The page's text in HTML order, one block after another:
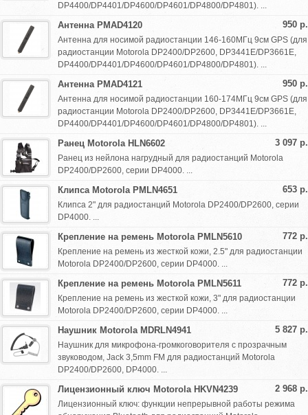
DP4400/DP4401/DP4600/DP4601/DP4800/DP4801). ...
950 р.
Антенна PMAD4120
Антенна для носимой радиостанции 146-160МГц 9см GPS (для
радиостанции Motorola DP2400/DP2600, DP3441E/DP3661E,
DP4400/DP4401/DP4600/DP4601/DP4800/DP4801). ...
950 р.
Антенна PMAD4121
Антенна для носимой радиостанции 160-174МГц 9см GPS (для
радиостанции Motorola DP2400/DP2600, DP3441E/DP3661E,
DP4400/DP4401/DP4600/DP4601/DP4800/DP4801). ...
3 097 р.
Ранец Motorola HLN6602
Ранец из нейлона нагрудный для радиостанций Motorola
DP2400/DP2600, серии DP4000. ...
653 р.
Клипса Motorola PMLN4651
Клипса 2" для радиостанций Motorola DP2400/DP2600, серии
DP4000. ...
772 р.
Крепление на ремень Motorola PMLN5610
Крепление на ремень из жесткой кожи, 2.5" для радиостанции
Motorola DP2400/DP2600, серии DP4000. ...
772 р.
Крепление на ремень Motorola PMLN5611
Крепление на ремень из жесткой кожи, 3" для радиостанции
Motorola DP2400/DP2600, серии DP4000. ...
5 827 р.
Наушник Motorola MDRLN4941
Наушник для микрофона-громкоговорителя с прозрачным
звуководом, Jack 3,5mm FM для радиостанций Motorola
DP2400/DP2600, DP4000. ...
2 968 р.
Лицензионный ключ Motorola HKVN4239
Лицензионный ключ: функции непрерывной работы режима